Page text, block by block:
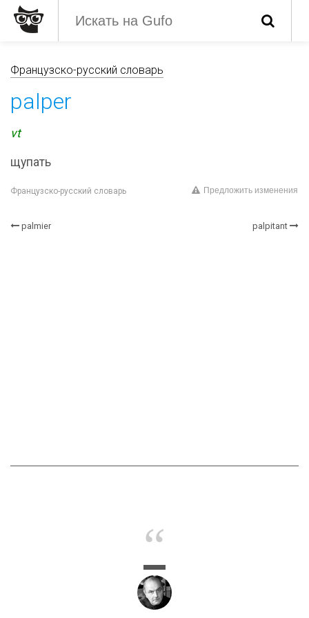
Французско-русский словарь
palper
vt
щупать
Французско-русский словарь Предложить изменения
palmier palpitant